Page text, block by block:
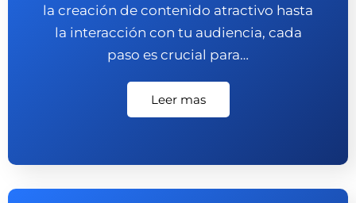
la creación de contenido atractivo hasta
la interacción con tu audiencia, cada
paso es crucial para…
Leer mas